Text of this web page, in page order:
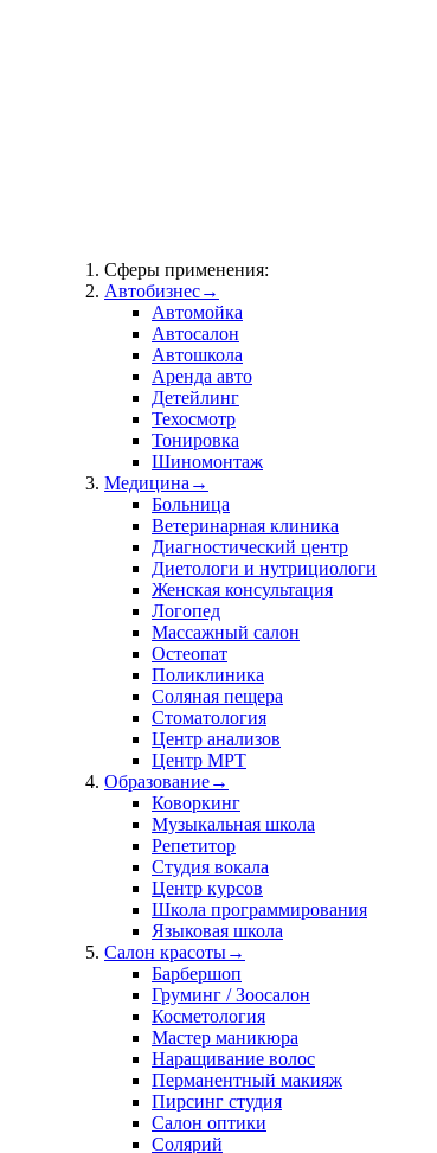
Сферы применения:
Автобизнес→
Автомойка
Автосалон
Автошкола
Аренда авто
Детейлинг
Техосмотр
Тонировка
Шиномонтаж
Медицина →
Больница
Ветеринарная клиника
Диагностический центр
Диетологи и нутрициологи
Женская консультация
Логопед
Массажный салон
Остеопат
Поликлиника
Соляная пещера
Стоматология
Центр анализов
Центр МРТ
Образование→
Коворкинг
Музыкальная школа
Репетитор
Студия вокала
Центр курсов
Школа программирования
Языковая школа
Салон красоты→
Барбершоп
Груминг / Зоосалон
Косметология
Мастер маникюра
Наращивание волос
Перманентный макияж
Пирсинг студия
Салон оптики
Солярий